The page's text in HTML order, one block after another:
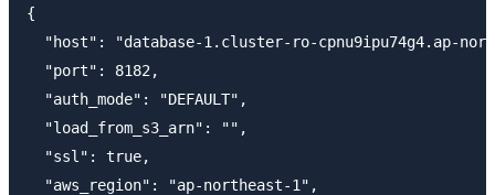
{
"host": "database-1.cluster-ro-cpnu9ipu74g4.ap-
  "port": 8182,
  "auth_mode": "DEFAULT",
  "load_from_s3_arn": "",
  "ssl": true,
  "aws_region": "ap-northeast-1",